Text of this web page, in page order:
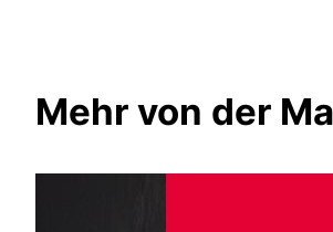
Mehr von der